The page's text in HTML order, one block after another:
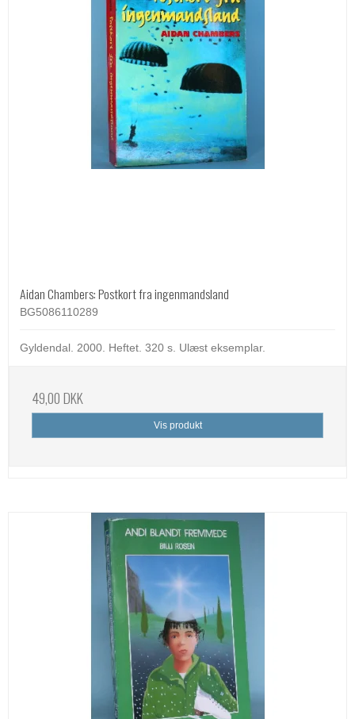
Aidan Chambers: Postkort fra ingenmandsland
BG5086110289
Gyldendal. 2000. Heftet. 320 s. Ulæst eksemplar.
49,00 DKK
Vis produkt